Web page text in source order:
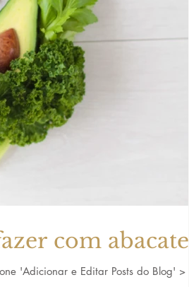
com abacates
'Adicionar e Editar Posts do Blog' >